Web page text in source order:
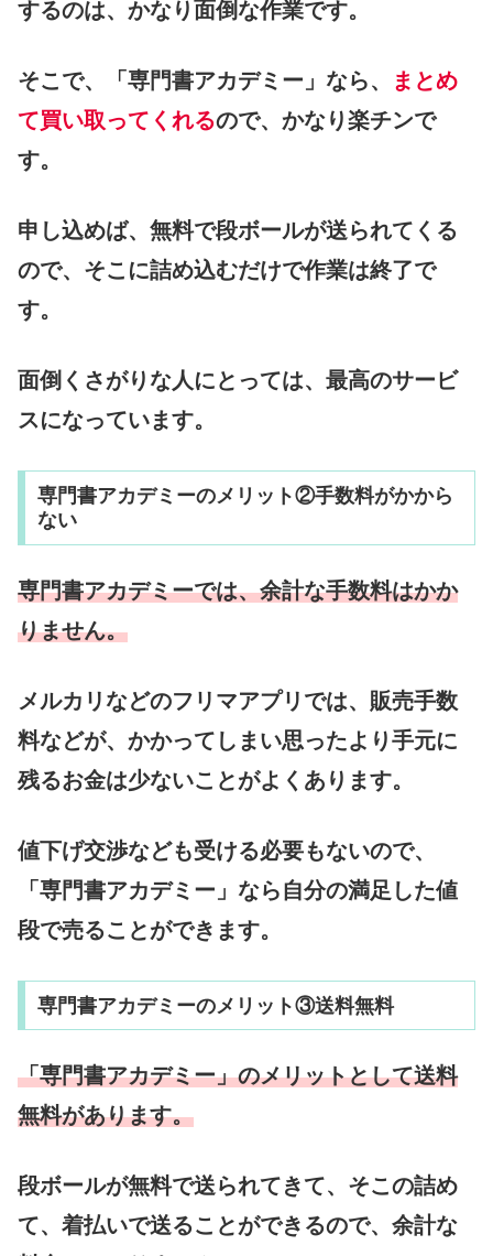
するのは、かなり面倒な作業です。
そこで、「専門書アカデミー」なら、
まとめ
て買い取ってくれるので、かなり楽チンで
す。
申し込めば、無料で段ボールが送られてくる
ので、そこに詰め込むだけで作業は終了で
す。
面倒くさがりな人にとっては、最高のサービ
スになっています。
専門書アカデミーのメリット②手数料がかから
ない
専門書アカデミーでは、余計な手数料はかか
りません。
メルカリなどのフリマアプリでは、販売手数
料などが、かかってしまい思ったより手元に
残るお金は少ないことがよくあります。
値下げ交渉なども受ける必要もないので、
「専門書アカデミー」なら自分の満足した値
段で売ることができます。
専門書アカデミーのメリット③送料無料
「専門書アカデミー」のメリットとして送料
無料があります。
段ボールが無料で送られてきて、そこの詰め
て、着払いで送ることができるので、余計な